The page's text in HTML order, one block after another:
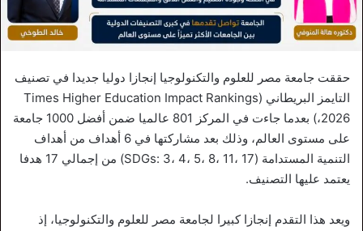
حققت جامعة مصر للعلوم والتكنولوجيا إنجازا دوليا جديدا في تصنيف
التايمز البريطاني (Times Higher Education Impact Rankings
2026،) بعدما جاءت في المركز 801 عالميا ضمن أفضل 1000 جامعة
على مستوى العالم، وذلك بعد مشاركتها في 6 أهداف من أهداف
التنمية المستدامة (SDGs: 3، 4، 5، 8، 11، 17) من إجمالي 17 هدفا
يعتمد عليها التصنيف.
ويعد هذا التقدم إنجازا كبيرا لجامعة مصر للعلوم والتكنولوجيا، إذ